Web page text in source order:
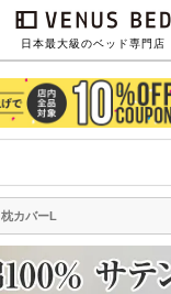
日本最大級のベッド専門店
枕カバーL